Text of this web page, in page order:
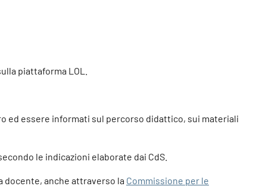
piattaforma LOL.
ed essere informati sul percorso didattico, sui materiali
le indicazioni elaborate dai CdS.
docente, anche attraverso la Commissione per le